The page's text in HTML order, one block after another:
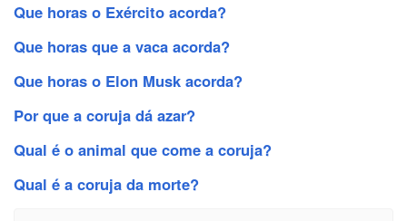
Que horas o Exército acorda?
Que horas que a vaca acorda?
Que horas o Elon Musk acorda?
Por que a coruja dá azar?
Qual é o animal que come a coruja?
Qual é a coruja da morte?